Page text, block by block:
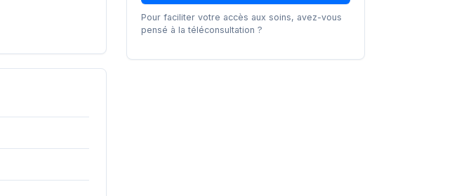
Pour faciliter votre accès aux soins, avez-vous
pensé à la téléconsultation ?